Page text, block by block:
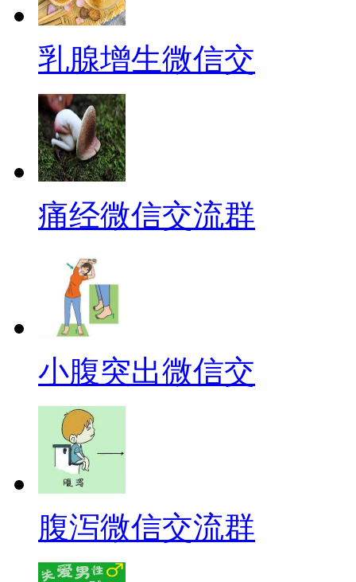
乳腺增生微信交
痛经微信交流群
小腹突出微信交
腹泻微信交流群